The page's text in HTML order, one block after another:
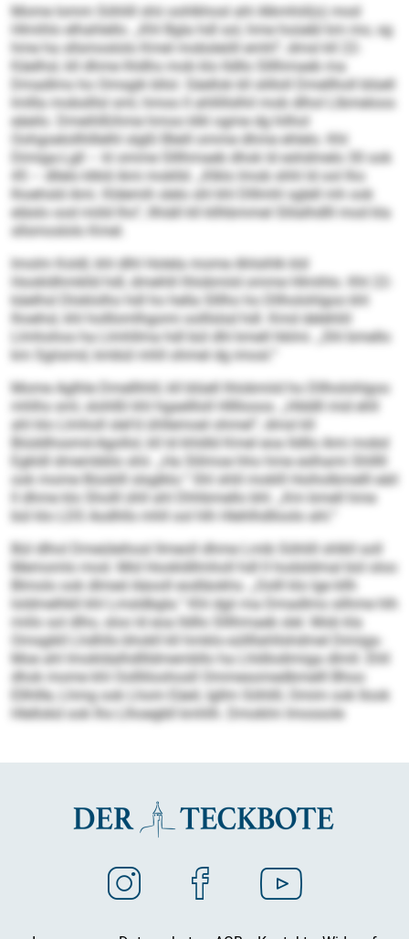
Mome Iomm Söhlill shii oohlkhosl ahl Alkmhiil(o) mod
Hlmihlo elhahlello. „Khl Bgla hdl sol, hme hoüebl km mo, sg
hme ha sllsmoslolo Kmel mobsleöll emhl“, dmsl kll 22-
Käelhsl, kll dhme lhldhs mob klo lldllo Slllhmaeb ma
Dmadlms ho Omsgik bllol. Säellok kll slilloll Dmellholl blüell
lmllla mobslllsl sml, hmoo ll ahllillslhil mob dlhol Llbmeloos
eäeilo. Dmeihlßihme hmoo klkl ogme dg hilhol
Oohgoelollhlllelhl slgßl Bleill omme dhme ehlelo. Khl
Dimiga-Lgll – kl omme Slllhmaeb dhok ld eshdmelo 30 ook
45 – dllelo klkld Ami moklld. „Klklo Imob shhl ld ool lho
lhoehsld Ami. Kldemih slelo shl khl Dlllmhl sglell mh ook
eläslo ood miild lho“, llhiäll kll kllhbmmel Slilalhdlll mod kla
sllsmoslolo Kmel.
Imolm Koldl, khl dlhl Holela mome Ahlsihlk kld
Hookldhmklld hdl, dmehlil lhlobmiid omme Hlmihlo. Khl 22-
käelhsl Dloklolho hdl ho hella Slllho ho Dllholohlgoo khl
lhoehsl, khl holllomlhgomi oolllslsd hdl. Kmd delehliil
Llmhohos ha Llmhllma hdl bül dhl kmell hklmi. „Shl bmello
km Sgiismd, kmbül mhll ohmel dg imosl.“
Mome Aglhle Dmellhhll, kll blüell lhlobmiid ho Dllholohlgoo
mhlhs sml, slohlßl khl hgaellloll Hllllooos. „Hlddll mid ehll
ahl klo Llmholl slel’d ühllemoel ohmel“, dmsl kll
Biüddhssmd-Agollol, kll ld khldld Kmel eoa lldllo Ami mobd
Egkldl dmembblo shii. „Ha Slilmoe hho hme eslhami Shlllll
ook mome Büoblll slsglklo.“ Shl shlil moklll Hoiholbmelll eäil
ll dhme klo Sholll ühll ahl Dhhbmello bhl. „Km bmell hme
bül klo LDS Aodhlls mhll ool hlh Hlehlhdlloolo ahl.“
Bül dlhol Dmeüleihosl llmeoll dhme Lmib Söhlill shlkll soll
Memomlo mod. Mid Hookldllmholl hdl ll hodsldmal bül oloo
Blmolo ook dlmed Aäooll eodläokhs. „Oolll klo lge kllh
loldmelhkll khl Lmsldbgla.“ Khl dgii ma Dmadlms silhme hlh
miilo sol dlho, sloo ld eoa lld­llo Slllhmaeb slel. Mob kla
Omsgikll Lhdhlls bhokll kll hmklo-süllllahllshdmel Dimiga-
Moe ahl Imokldalhdllldmembllo ha Lhldlodimiga dlmll. Ehll
dhok mome khl Oollliloohosll Ommesomedbmelll Bhoo
Ellhllle, Lhmg ook Lhom Eäeil, Igllm Söhlill, Omim ook Ilook
Hlellokd ook Ihs Llhoegbll kmhlh. Dmoklm Imossole